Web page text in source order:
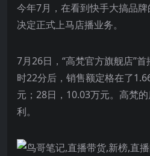
今年7月，在看到快手大搞品
决定正式上马店播业务。
7月26日，“高梵官方旗舰店”
时22分后，销售额定格在了
元；28日，10.03万元。高梵
利。